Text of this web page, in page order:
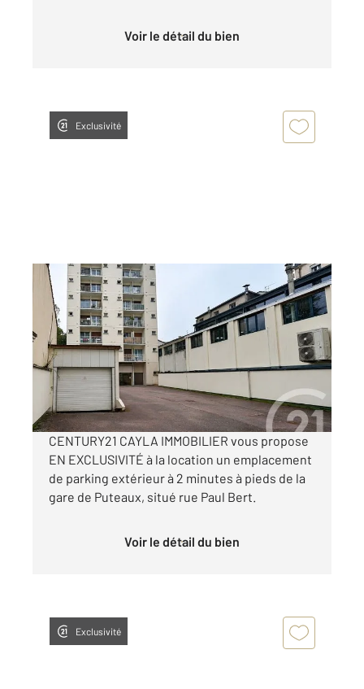
Voir le détail du bien
Exclusivité
PUTEAUX 92
4 m2
Ref : 16784
Parking à louer
50 €
par mois charges comprises
CENTURY21 CAYLA IMMOBILIER vous propose
EN EXCLUSIVITÉ à la location un emplacement
de parking extérieur à 2 minutes à pieds de la
gare de Puteaux, situé rue Paul Bert.
Voir le détail du bien
Exclusivité